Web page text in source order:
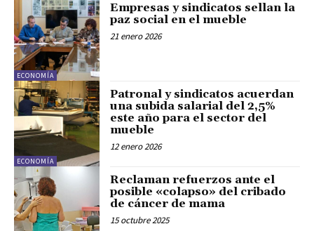
ECONOMÍA
Empresas y sindicatos sellan la
paz social en el mueble
21 enero 2026
ECONOMÍA
Patronal y sindicatos acuerdan
una subida salarial del 2,5%
este año para el sector del
mueble
12 enero 2026
Reclaman refuerzos ante el
posible «colapso» del cribado
de cáncer de mama
15 octubre 2025